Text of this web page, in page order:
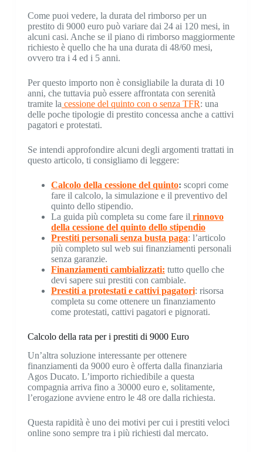
Come puoi vedere, la durata del rimborso per un
prestito di 9000 euro può variare dai 24 ai 120 mesi, in
alcuni casi. Anche se il piano di rimborso maggiormente
richiesto è quello che ha una durata di 48/60 mesi,
ovvero tra i 4 ed i 5 anni.
Per questo importo non è consigliabile la durata di 10
anni, che tuttavia può essere affrontata con serenità
tramite la cessione del quinto con o senza TFR: una
delle poche tipologie di prestito concessa anche a cattivi
pagatori e protestati.
Se intendi approfondire alcuni degli argomenti trattati in
questo articolo, ti consigliamo di leggere:
Calcolo della cessione del quinto: scopri come
fare il calcolo, la simulazione e il preventivo del
quinto dello stipendio.
La guida più completa su come fare il rinnovo
della cessione del quinto dello stipendio
Prestiti personali senza busta paga: l’articolo
più completo sul web sui finanziamenti personali
senza garanzie.
Finanziamenti cambializzati: tutto quello che
devi sapere sui prestiti con cambiale.
Prestiti a protestati e cattivi pagatori: risorsa
completa su come ottenere un finanziamento
come protestati, cattivi pagatori e pignorati.
Calcolo della rata per i prestiti di 9000 Euro
Un’altra soluzione interessante per ottenere
finanziamenti da 9000 euro è offerta dalla finanziaria
Agos Ducato. L’importo richiedibile a questa
compagnia arriva fino a 30000 euro e, solitamente,
l’erogazione avviene entro le 48 ore dalla richiesta.
Questa rapidità è uno dei motivi per cui i prestiti veloci
online sono sempre tra i più richiesti dal mercato.